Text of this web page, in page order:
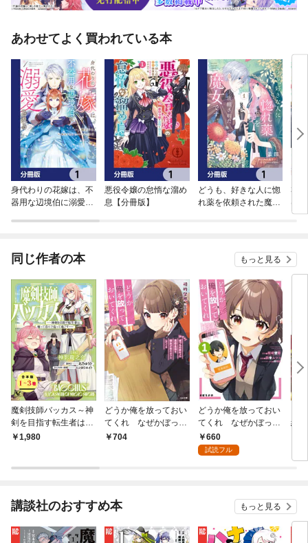
あわせてよく買われている本
身代わりの花嫁は、不
器用な辺境伯に溺愛さ
悪役令嬢の怠惰な溜め
息【分冊版】
どうも、好きな人に惚
れ薬を依頼された魔女
30
は
さ
同じ作者の本 もっと見る
魔剣技師バッカス～神
剣を目指す転生者は、
喰って呑んで造って過
1,980
どうか俺を放っておい
てくれ なぜかぼっち
の終わった高校生活を
704
どうか俺を放っておい
てくれ なぜかぼっち
の終わった高校生活を
彼女が変えようとして
660
試読フル
結
講談社のおすすめ本 もっと見る